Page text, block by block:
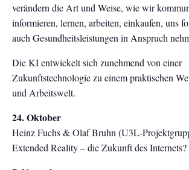
verändern die Art und Weise, wie wir
informieren, lernen, arbeiten, einkaufen, uns
auch Gesundheitsleistungen in Anspruch
Die KI entwickelt sich zunehmend von einer
Zukunftstechnologie zu einem praktischen
und Arbeitswelt.
24. Oktober
Heinz Fuchs & Olaf Bruhn (U3L-
Extended Reality – die Zukunft des Internets?